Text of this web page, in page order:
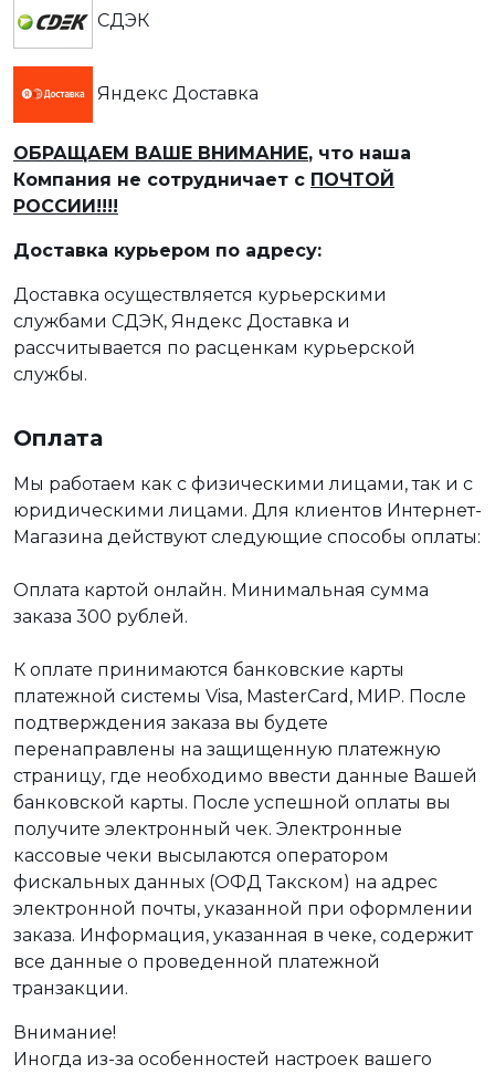
СДЭК
Яндекс Доставка
ОБРАЩАЕМ ВАШЕ ВНИМАНИЕ, что наша
Компания не сотрудничает с ПОЧТОЙ
РОССИИ!!!!
Доставка курьером по адресу:
Доставка осуществляется курьерскими
службами СДЭК, Яндекс Доставка и
рассчитывается по расценкам курьерской
службы.
Оплата
Мы работаем как с физическими лицами, так и с
юридическими лицами. Для клиентов Интернет-
Магазина действуют следующие способы оплаты:
Оплата картой онлайн. Минимальная сумма
заказа 300 рублей.
К оплате принимаются банковские карты
платежной системы Visa, MasterCard, МИР. После
подтверждения заказа вы будете
перенаправлены на защищенную платежную
страницу, где необходимо ввести данные Вашей
банковской карты. После успешной оплаты вы
получите электронный чек. Электронные
кассовые чеки высылаются оператором
фискальных данных (ОФД Такском) на адрес
электронной почты, указанной при оформлении
заказа. Информация, указанная в чеке, содержит
все данные о проведенной платежной
транзакции.
Внимание!
Иногда из-за особенностей настроек вашего